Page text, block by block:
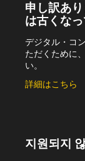
申し訳あ
は古くな
デジタル・コ
ただくために
い。
詳細はこちら
지원되지